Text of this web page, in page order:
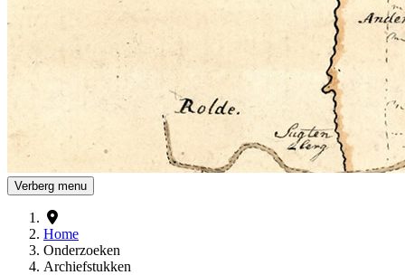
Verberg menu
Home
Onderzoeken
Archiefstukken